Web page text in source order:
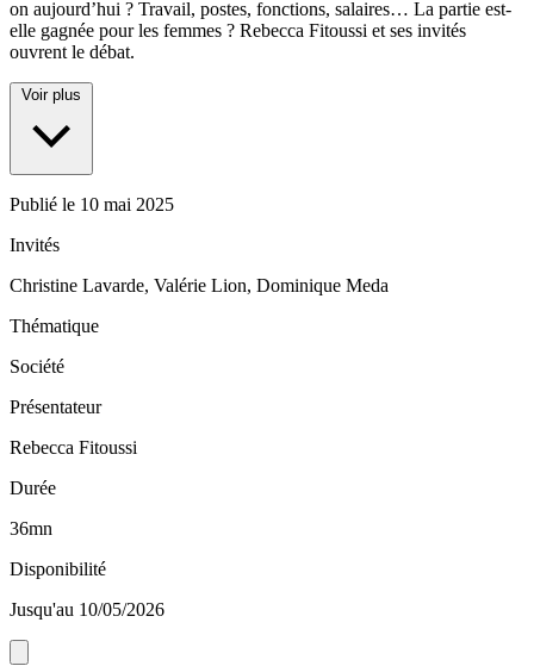
on aujourd’hui ? Travail, postes, fonctions, salaires… La partie est-
elle gagnée pour les femmes ? Rebecca Fitoussi et ses invités
ouvrent le débat.
Voir plus
Publié le 10 mai 2025
Invités
Christine Lavarde, Valérie Lion, Dominique Meda
Thématique
Société
Présentateur
Rebecca Fitoussi
Durée
36mn
Disponibilité
Jusqu'au 10/05/2026